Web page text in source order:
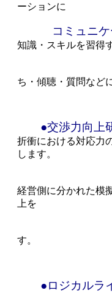
ーションに
コミュニケ
知識・スキルを習得
ち・傾聴・質問など
●交渉力向上
折衝における対応力
します。
経営側に分かれた模
上を
す。
●ロジカルラ